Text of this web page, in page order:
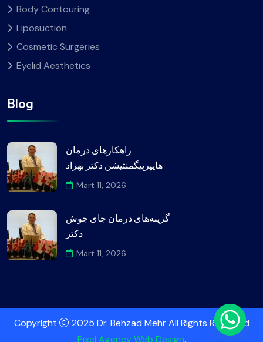
Body Contouring
Liposuction
Cosmetic Surgeries
Eyelid Aesthetics
Blog
راهکارهای درمان
هایپرپیگمنتیشن دکتر بهزاد
Mart 11, 2026
گزینه‌های درمان جای جوش
دکتر
Mart 11, 2026
Copyright
2025 Dr. Behzad Mehr All Rights Reserved
Pixel Agency Web Design.